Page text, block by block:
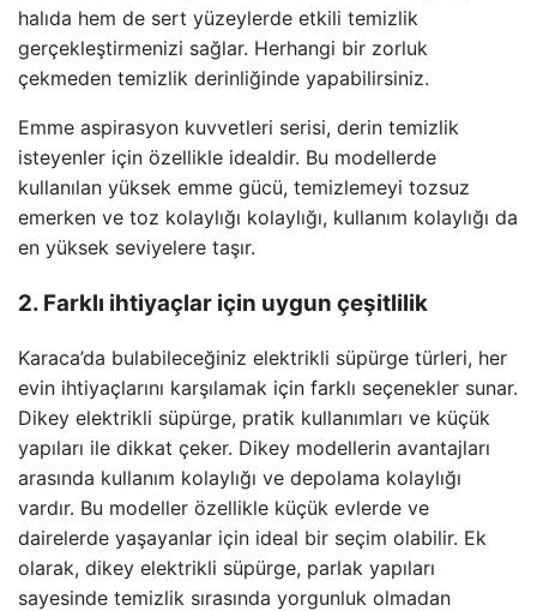
halıda hem de sert yüzeylerde etkili temizlik
gerçekleştirmenizi sağlar. Herhangi bir zorluk
çekmeden temizlik derinliğinde yapabilirsiniz.
Emme aspirasyon kuvvetleri serisi, derin temizlik
isteyenler için özellikle idealdir. Bu modellerde
kullanılan yüksek emme gücü, temizlemeyi tozsuz
emerken ve toz kolaylığı kolaylığı, kullanım kolaylığı da
en yüksek seviyelere taşır.
2. Farklı ihtiyaçlar için uygun çeşitlilik
Karaca’da bulabileceğiniz elektrikli süpürge türleri, her
evin ihtiyaçlarını karşılamak için farklı seçenekler sunar.
Dikey elektrikli süpürge, pratik kullanımları ve küçük
yapıları ile dikkat çeker. Dikey modellerin avantajları
arasında kullanım kolaylığı ve depolama kolaylığı
vardır. Bu modeller özellikle küçük evlerde ve
dairelerde yaşayanlar için ideal bir seçim olabilir. Ek
olarak, dikey elektrikli süpürge, parlak yapıları
sayesinde temizlik sırasında yorgunluk olmadan